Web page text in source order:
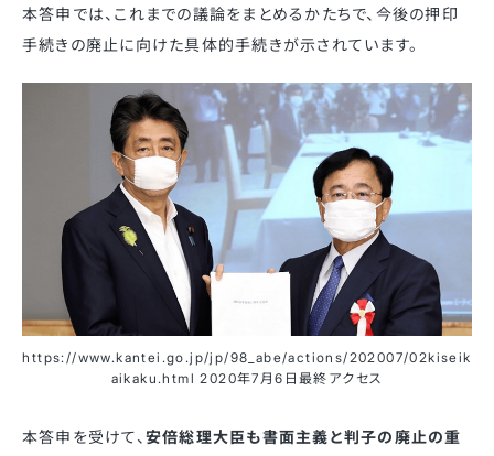
本答申では、これまでの議論をまとめるかたちで、今後の押印
手続きの廃止に向けた具体的手続きが示されています。
https://www.kantei.go.jp/jp/98_abe/actions/202007/02kiseik
aikaku.html 2020年7月6日最終アクセス
本答申を受けて、 安倍総理大臣も書面主義と判子の廃止の重